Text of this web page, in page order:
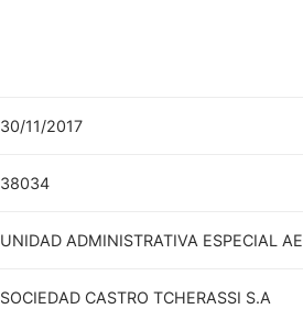
30/11/2017
38034
UNIDAD ADMINISTRATIVA ESPECIAL
SOCIEDAD CASTRO TCHERASSI S.A